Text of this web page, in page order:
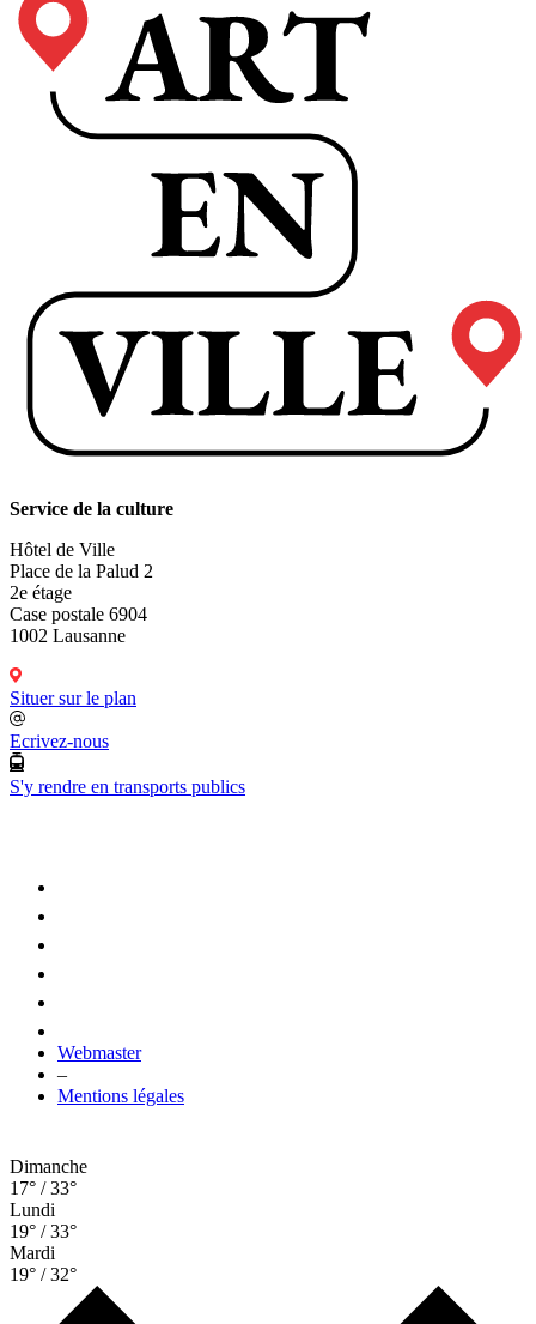
Service de la culture
Hôtel de Ville
Place de la Palud 2
2e étage
Case postale 6904
1002 Lausanne
Situer sur le plan
Ecrivez-nous
S'y rendre en transports publics
Webmaster
–
Mentions légales
Dimanche
17° / 33°
Lundi
19° / 33°
Mardi
19° / 32°